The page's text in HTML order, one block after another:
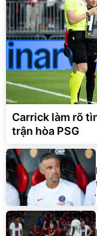
Carrick làm rõ
trận hòa PSG